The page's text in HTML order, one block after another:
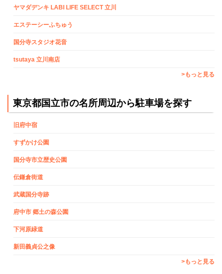
ヤマダデンキ LABI LIFE SELECT 立川
エステーシーふちゅう
国分寺スタジオ花音
tsutaya 立川南店
>もっと見る
東京都国立市の名所周辺から駐車場を探す
旧府中宿
すずかけ公園
国分寺市立歴史公園
伝鎌倉街道
武蔵国分寺跡
府中市 郷土の森公園
下河原緑道
新田義貞公之像
>もっと見る